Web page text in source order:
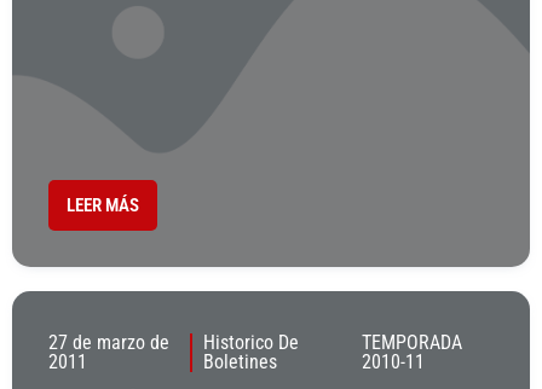
LEER MÁS
27 de marzo de
2011
Historico De
Boletines
TEMPORADA
2010-11